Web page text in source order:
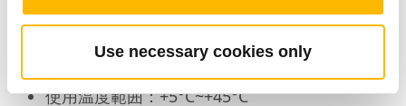
Use necessary cookies only
オプション：フック
セーフティーキー：利用可
使用温度範囲：+5°C~+45°C